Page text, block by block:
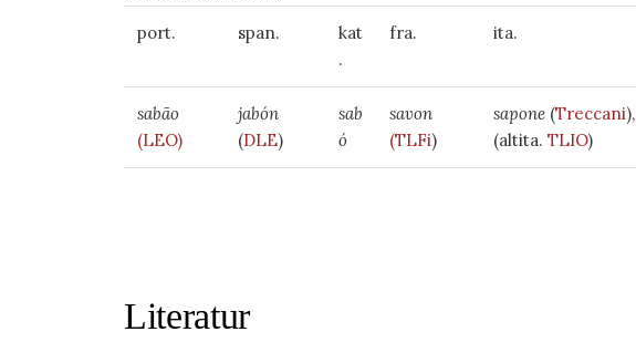
port. span.
kat
.
fra. ita.
sabão
(LEO)
jabón
(DLE)
sab
ó
savon
(TLFi)
sapone (Treccani),
(altita. TLIO)
Literatur